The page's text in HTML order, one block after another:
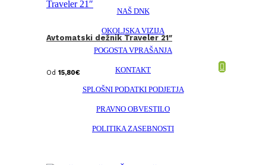
Avtomatski dežnik Traveler 21″
Od 15,80€
NAŠ DNK
OKOLJSKA VIZIJA
POGOSTA VPRAŠANJA
KONTAKT
SPLOŠNI PODATKI PODJETJA
PRAVNO OBVESTILO
POLITIKA ZASEBNOSTI